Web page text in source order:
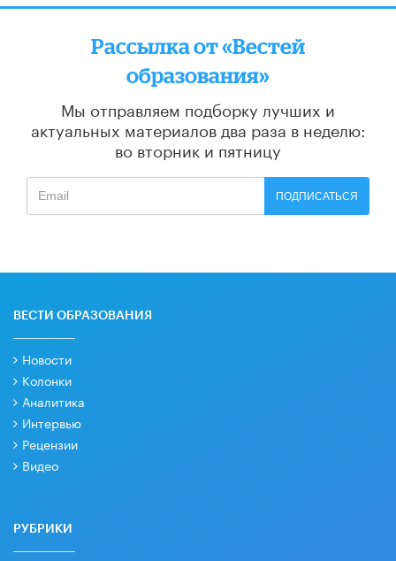
Рассылка от «Вестей
образования»
Мы отправляем подборку лучших и
актуальных материалов два раза в неделю:
во вторник и пятницу
ПОДПИСАТЬСЯ
ВЕСТИ ОБРАЗОВАНИЯ
Новости
Колонки
Аналитика
Интервью
Рецензии
Видео
РУБРИКИ